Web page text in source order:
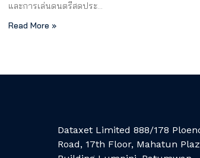
และการเล่นดนตรีสดประ…
Read More »
Dataxet Limited 888/178
Road, 17th Floor, Mahatun